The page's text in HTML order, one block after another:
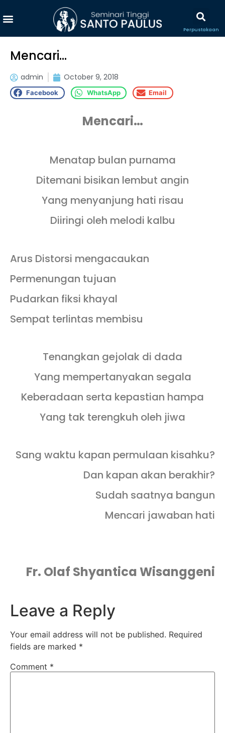
Perpustakaan
Mencari…
admin October 9, 2018
Facebook WhatsApp Email
Mencari…
Menatap bulan purnama
Ditemani bisikan lembut angin
Yang menyanjung hati risau
Diiringi oleh melodi kalbu
Arus Distorsi mengacaukan
Permenungan tujuan
Pudarkan fiksi khayal
Sempat terlintas membisu
Tenangkan gejolak di dada
Yang mempertanyakan segala
Keberadaan serta kepastian hampa
Yang tak terengkuh oleh jiwa
Sang waktu kapan permulaan kisahku?
Dan kapan akan berakhir?
Sudah saatnya bangun
Mencari jawaban hati
Fr. Olaf Shyantica Wisanggeni
Leave a Reply
Your email address will not be published. Required
fields are marked *
Comment *